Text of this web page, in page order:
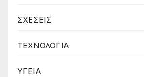
ΣΧΕΣΕΙΣ
ΤΕΧΝΟΛΟΓΙΑ
ΥΓΕΙΑ